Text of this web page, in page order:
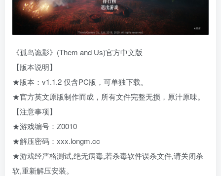
《孤岛诡影》(Them and Us)官方中文版
【版本说明】
★版本：v1.1.2 仅含PC版，可单独下载。
★官方英文原版制作而成，所有文件完整无损，原汁原味。
【注意事项】
★游戏编号：Z0010
★解压密码：xxx.longm.cc
★游戏经严格测试,绝无病毒,若杀毒软件误杀文件,请关闭杀
软,重新解压安装。